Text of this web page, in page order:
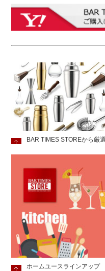
BAR TIMES STOREから厳
ホームユースラインアップ